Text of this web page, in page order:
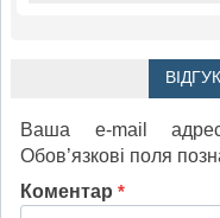
Ваша e-mail
Обов’язкові поля
Коментар *